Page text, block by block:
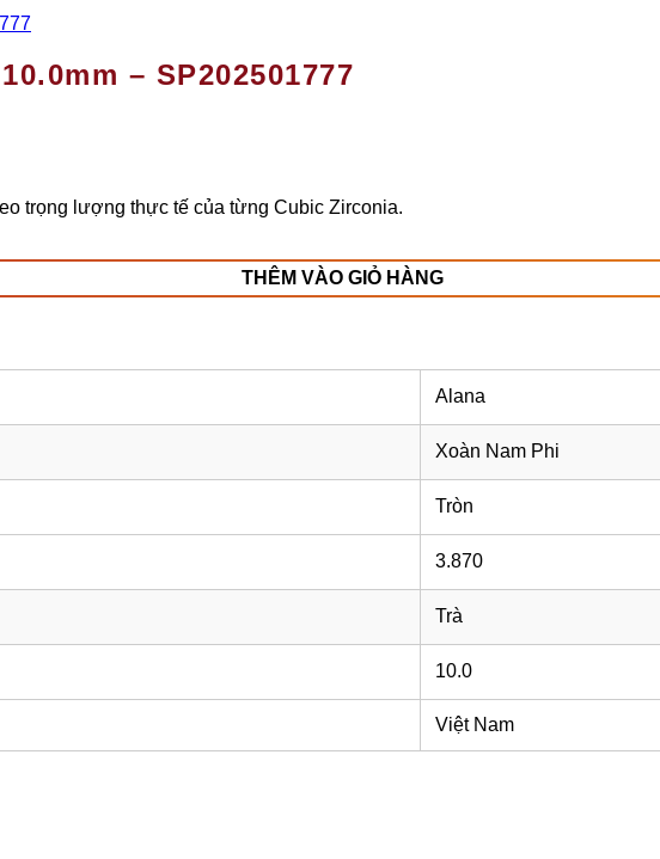
– SP202501777
trọng lượng thực tế của từng Cubic Zirconia.
THÊM VÀO GIỎ HÀNG
Alana
Xoàn Nam Phi
Tròn
3.870
Trà
10.0
Việt Nam